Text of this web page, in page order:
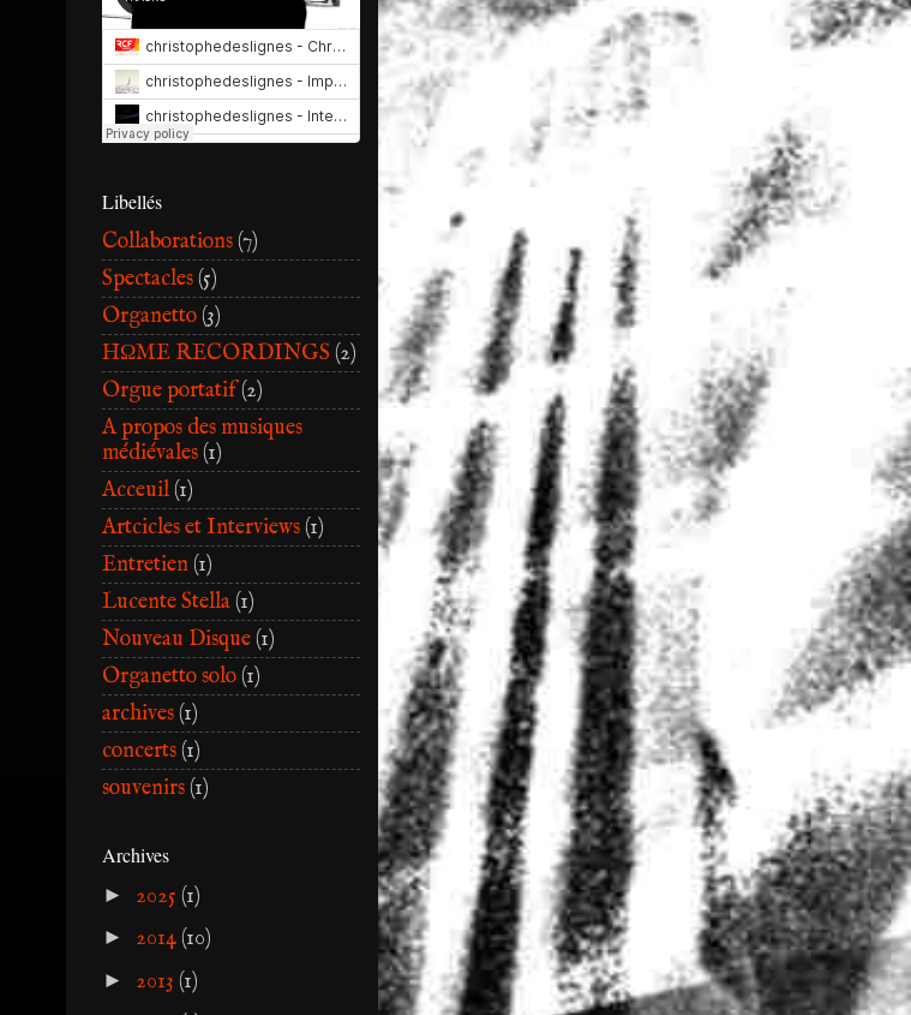
Libellés
Collaborations(7)
Spectacles(5)
Organetto(3)
HΩME RECORDINGS (2)
Orgue portatif(2)
A propos des musiques
médiévales(1)
Acceuil(1)
Artcicles et Interviews(1)
Entretien(1)
Lucente Stella(1)
Nouveau Disque(1)
Organetto solo(1)
archives(1)
concerts(1)
souvenirs(1)
Archives
► 2025 (1)
► 2014(10)
► 2013 (1)